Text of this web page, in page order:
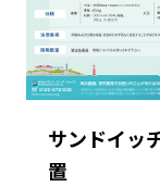
サンドイッ
置